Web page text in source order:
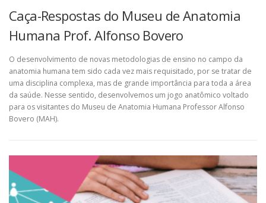
Caça-Respostas do Museu de Anatomia
Humana Prof. Alfonso Bovero
O desenvolvimento de novas metodologias de ensino no campo da
anatomia humana tem sido cada vez mais requisitado, por se tratar de
uma disciplina complexa, mas de grande importância para toda a área
da saúde. Nesse sentido, desenvolvemos um jogo anatômico voltado
para os visitantes do Museu de Anatomia Humana Professor Alfonso
Bovero (MAH).